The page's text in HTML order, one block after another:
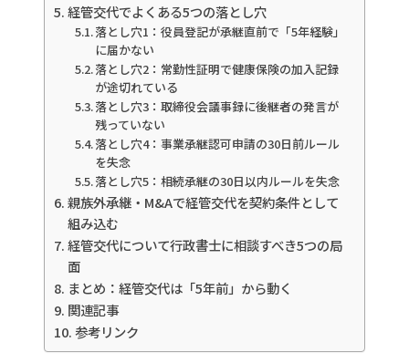
経管交代でよくある5つの落とし穴
落とし穴1：役員登記が承継直前で「5年経験」
に届かない
落とし穴2：常勤性証明で健康保険の加入記録
が途切れている
落とし穴3：取締役会議事録に後継者の発言が
残っていない
落とし穴4：事業承継認可申請の30日前ルール
を失念
落とし穴5：相続承継の30日以内ルールを失念
親族外承継・M&Aで経管交代を契約条件として
組み込む
経管交代について行政書士に相談すべき5つの局
面
まとめ：経管交代は「5年前」から動く
関連記事
参考リンク